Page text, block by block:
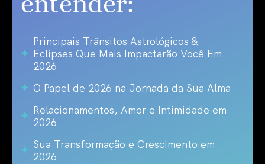
Principais Trânsitos Astrológicos &
Eclipses Que Mais Impactarão Você Em
2026
O Papel de 2026 na Jornada da Sua Alma
Relacionamentos, Amor e Intimidade em
2026
Sua Transformação e Crescimento em
2026